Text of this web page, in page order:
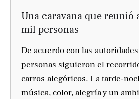
Una caravana que reunió
mil personas
De acuerdo con las
personas siguieron el
carros alegóricos. La tarde-
música, color, alegría y un